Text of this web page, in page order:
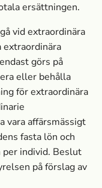
ersättningen.
vid extraordinära
görs på
eller behålla
för extraordinära
vara affärsmässigt
fasta lön och
per individ. Beslut
på förslag av